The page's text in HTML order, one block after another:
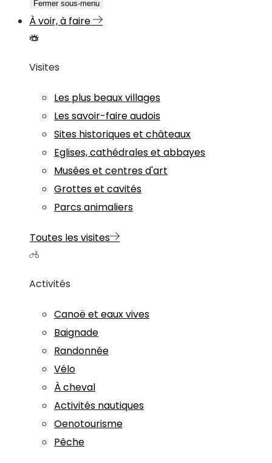
Fermer sous-menu
À voir, à faire
Visites
Les plus beaux villages
Les savoir-faire audois
Sites historiques et châteaux
Eglises, cathédrales et abbayes
Musées et centres d'art
Grottes et cavités
Parcs animaliers
Toutes les visites
Activités
Canoë et eaux vives
Baignade
Randonnée
Vélo
À cheval
Activités nautiques
Oenotourisme
Pêche